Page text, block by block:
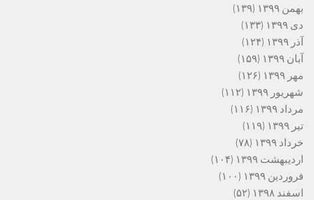
بهمن ۱۳۹۹
(۱۳۹)
دی ۱۳۹۹
(۱۳۳)
آذر ۱۳۹۹
(۱۲۴)
آبان ۱۳۹۹
(۱۵۹)
مهر ۱۳۹۹
(۱۲۶)
شهریور ۱۳۹۹
(۱۱۲)
مرداد ۱۳۹۹
(۱۱۶)
تیر ۱۳۹۹
(۱۱۹)
خرداد ۱۳۹۹
(۷۸)
اردیبهشت ۱۳۹۹
(۱۰۴)
فروردین ۱۳۹۹
(۱۰۰)
اسفند ۱۳۹۸
(۵۲)